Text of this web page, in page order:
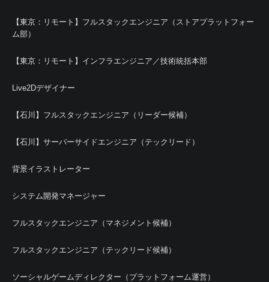
【東京：リモート】フルスタックエンジニア（ストアプラットフォー
ム部）
【東京：リモート】インフラエンジニア／技術統括本部
Live2Dデザイナー
【石川】フルスタックエンジニア（リーダー候補）
【石川】サーバーサイドエンジニア（テックリード）
背景イラストレーター
システム開発マネージャー
フルスタックエンジニア（マネジメント候補）
フルスタックエンジニア（テックリード候補）
ソーシャルゲームディレクター（プラットフォーム運営）